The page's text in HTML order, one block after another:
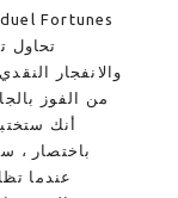
تحاول
والانفجار
من الفوز
أنك
باختصار ،
عندما